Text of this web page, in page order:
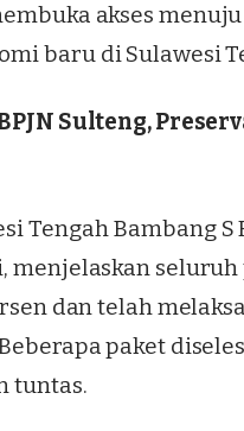
akses
baru di Sulawesi
Sulteng,
Tengah Bambang
menjelaskan
dan telah
paket
tuntas.